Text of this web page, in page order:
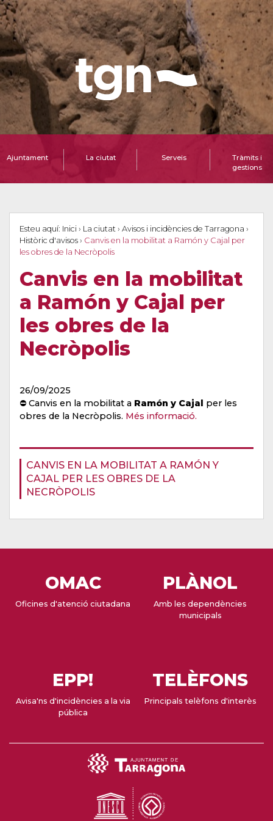
Ajuntament La ciutat Serveis
Tràmits i
gestions
Esteu aquí: Inici › La ciutat › Avisos i incidències de Tarragona ›
Històric d'avisos › Canvis en la mobilitat a Ramón y Cajal per
les obres de la Necròpolis
Canvis en la mobilitat
a Ramón y Cajal per
les obres de la
Necròpolis
CANVIS EN LA MOBILITAT A RAMÓN Y
CAJAL PER LES OBRES DE LA
NECRÒPOLIS
26/09/2025
⛔ Canvis en la mobilitat a Ramón y Cajal per les
obres de la Necròpolis. Més informació.
OMAC
Oficines d'atenció ciutadana
PLÀNOL
Amb les dependències
municipals
EPP!
Avisa'ns d'incidències a la via
pública
TELÈFONS
Principals telèfons d'interès